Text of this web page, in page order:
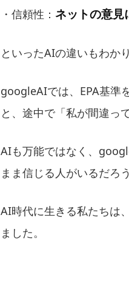
・信頼性： ネットの意見
といったAIの違いもわか
googleAIでは、EPA基準
と、途中で「私が間違っ
AIも万能ではなく、
まま信じる人がいるだろ
AI時代に生きる私たちは
ました。